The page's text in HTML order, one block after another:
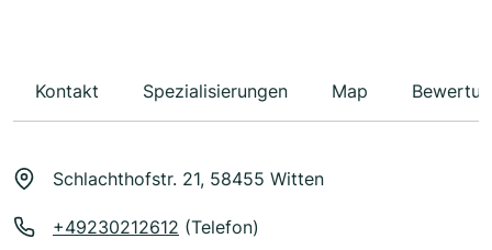
Kontakt Spezialisierungen Map
Schlachthofstr. 21, 58455 Witten
+49230212612 (Telefon)